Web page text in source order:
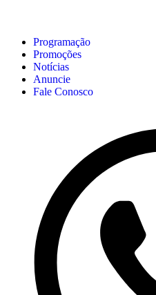
Programação
Promoções
Notícias
Anuncie
Fale Conosco